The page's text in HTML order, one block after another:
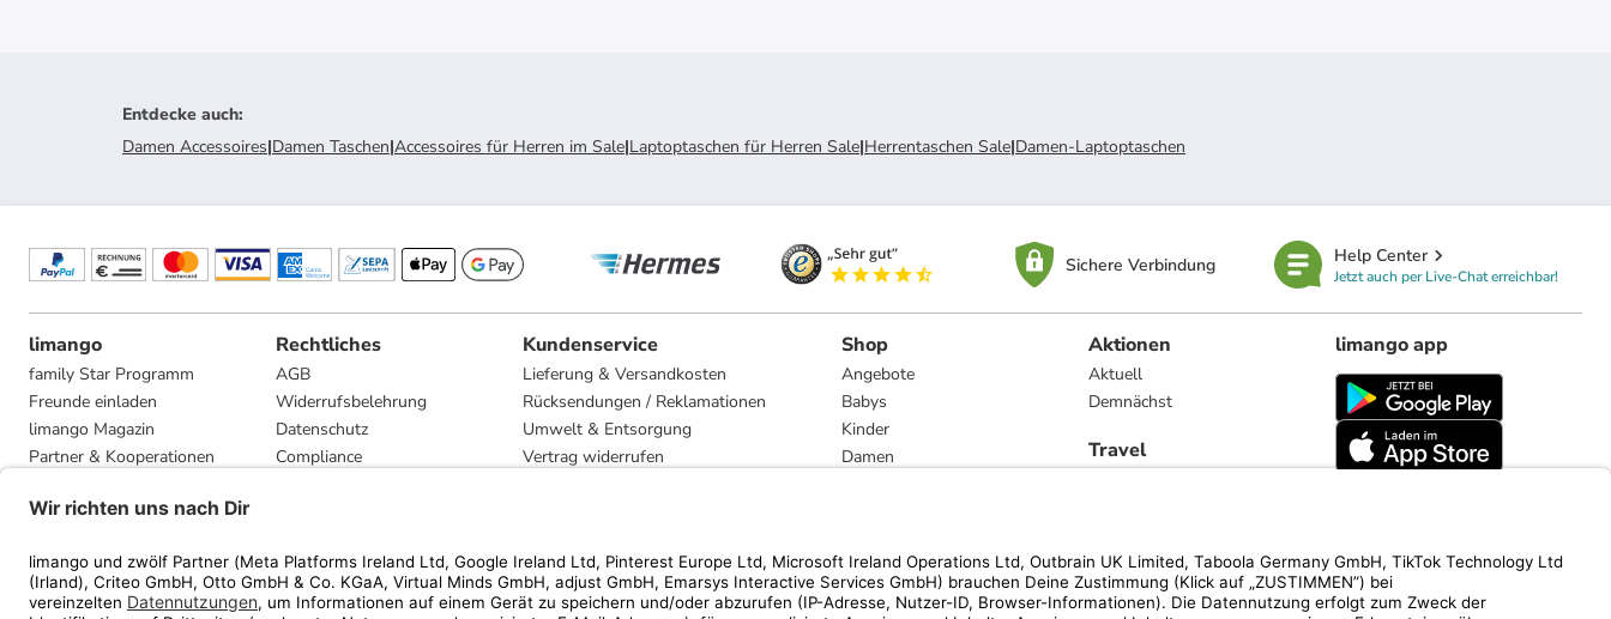
Entdecke auch:
Damen Accessoires|Damen Taschen|Accessoires für Herren im Sale|Laptoptaschen für Herren Sale|Herrentaschen Sale|Damen-Laptoptaschen
Sichere Verbindung Help Center
Jetzt auch per Live-Chat erreichbar!
limango
family Star Programm
Freunde einladen
limango Magazin
Partner & Kooperationen
Presse
Rechtliches
AGB
Widerrufsbelehrung
Datenschutz
Compliance
Kundenservice
Lieferung & Versandkosten
Rücksendungen / Reklamationen
Umwelt & Entsorgung
Vertrag widerrufen
Shop
Angebote
Babys
Kinder
Damen
Marken
Aktionen
Aktuell
Demnächst
Travel
limango app